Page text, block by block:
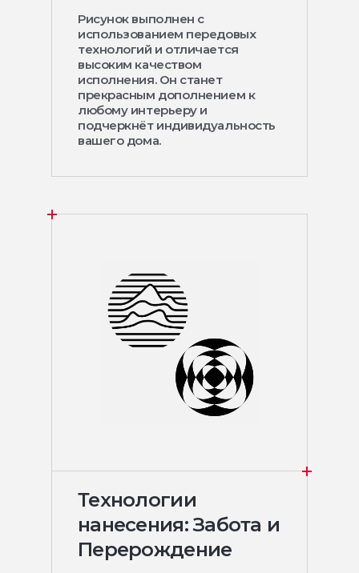
Рисунок выполнен с
использованием передовых
технологий и отличается
высоким качеством
исполнения. Он станет
прекрасным дополнением к
любому интерьеру и
подчеркнёт индивидуальность
вашего дома.
Технологии
нанесения: Забота и
Перерождение